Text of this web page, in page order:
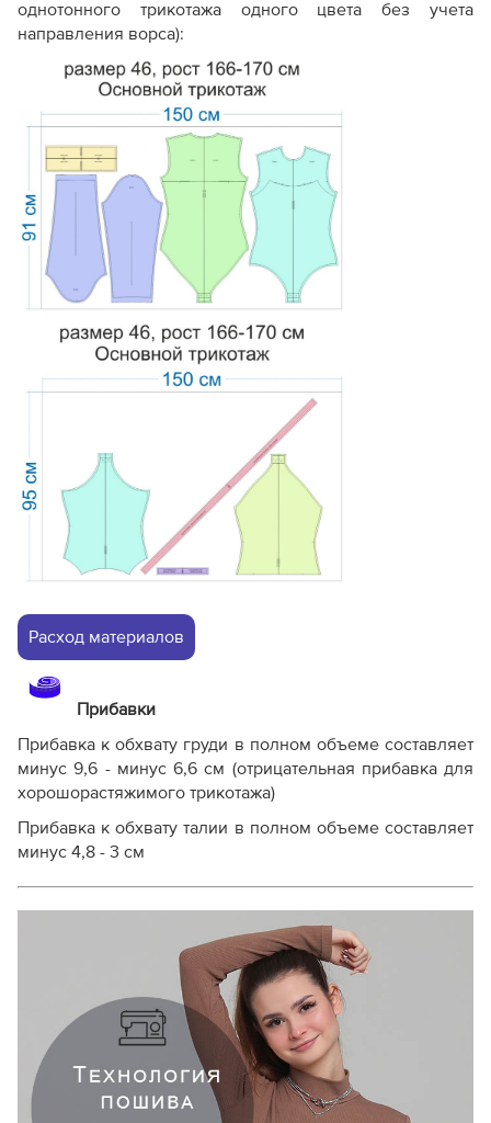
однотонного трикотажа одного цвета без учета
направления ворса):
Расход материалов
Прибавки
Прибавка к обхвату груди в полном объеме составляет
минус 9,6 - минус 6,6 см (отрицательная прибавка для
хорошорастяжимого трикотажа)
Прибавка к обхвату талии в полном объеме составляет
минус 4,8 - 3 см